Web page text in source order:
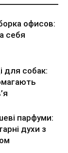
офисов:
себя
для собак:
парфуми:
духи з